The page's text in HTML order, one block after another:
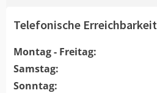
Telefonische Erreichbarkeit
Montag - Freitag:
Samstag:
Sonntag: